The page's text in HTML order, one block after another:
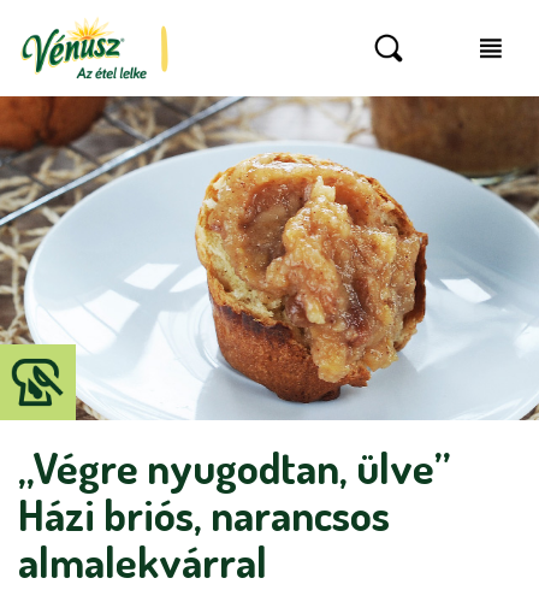
„Végre nyugodtan, ülve”
Házi briós, narancsos
almalekvárral